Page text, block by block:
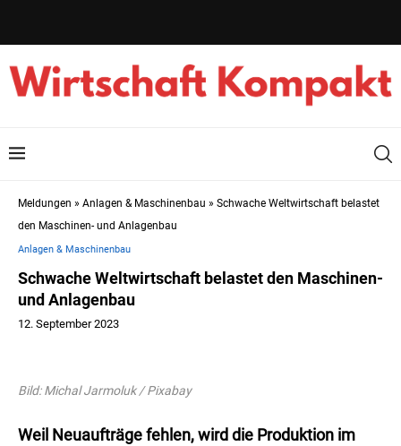
Meldungen » Anlagen & Maschinenbau » Schwache Weltwirtschaft belastet
den Maschinen- und Anlagenbau
Anlagen & Maschinenbau
Schwache Weltwirtschaft belastet den Maschinen-
und Anlagenbau
12. September 2023
Bild: Michal Jarmoluk / Pixabay
Weil Neuaufträge fehlen, wird die Produktion im